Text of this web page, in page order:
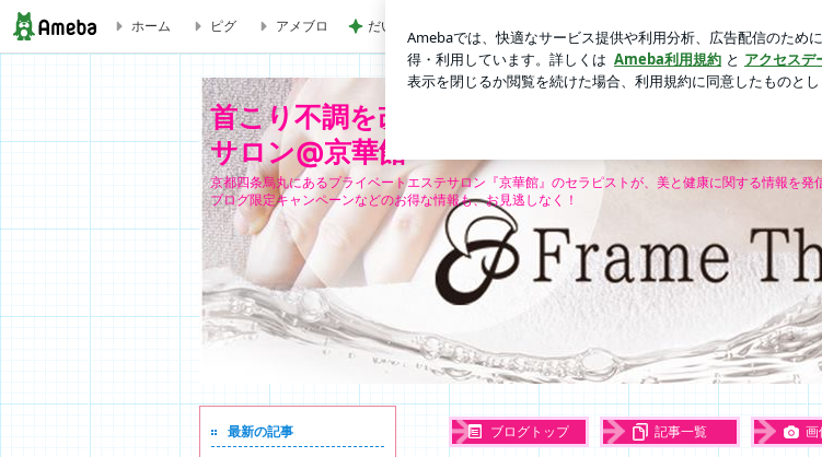
『贅沢三昧』で美を叶えます♡ | 首こり不調を改善＆マタニティマッサージ/京都四条烏丸駅徒歩3分☆
ホーム ピグ アメブロ だいた 息子の寝癖とお手伝い
首こり不調を改善＆マタニティマッサージ/京
サロン@京華館
京都四条烏丸にあるプライベートエステサロン『京華館』のセラピストが、美と健康に関する情報を発
ブログ限定キャンペーンなどのお得な情報も、お見逃しなく！
ブログトップ 記事一覧 画
最新の記事